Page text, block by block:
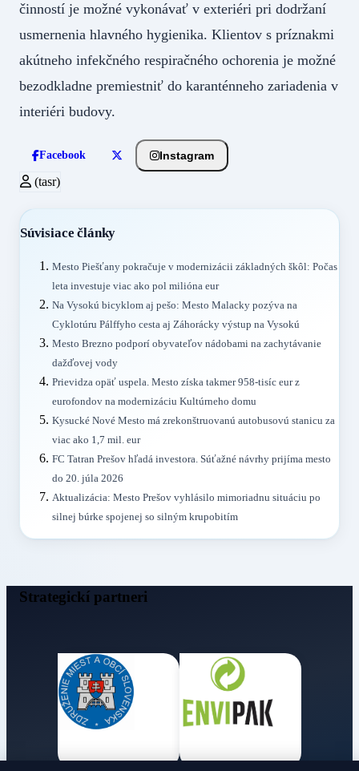
činností je možné vykonávať v exteriéri pri dodržaní
usmernenia hlavného hygienika. Klientov s príznakmi
akútneho infekčného respiračného ochorenia je možné
bezodkladne premiestniť do karanténneho zariadenia v
interiéri budovy.
Facebook Instagram
(tasr)
Súvisiace články
Mesto Piešťany pokračuje v modernizácii základných škôl: Počas
leta investuje viac ako pol milióna eur
Na Vysokú bicyklom aj pešo: Mesto Malacky pozýva na
Cyklotúru Pálffyho cesta aj Záhorácky výstup na Vysokú
Mesto Brezno podporí obyvateľov nádobami na zachytávanie
dažďovej vody
Prievidza opäť uspela. Mesto získa takmer 958-tisíc eur z
eurofondov na modernizáciu Kultúrneho domu
Kysucké Nové Mesto má zrekonštruovanú autobusovú stanicu za
viac ako 1,7 mil. eur
FC Tatran Prešov hľadá investora. Súťažné návrhy prijíma mesto
do 20. júla 2026
Aktualizácia: Mesto Prešov vyhlásilo mimoriadnu situáciu po
silnej búrke spojenej so silným krupobitím
Strategickí partneri